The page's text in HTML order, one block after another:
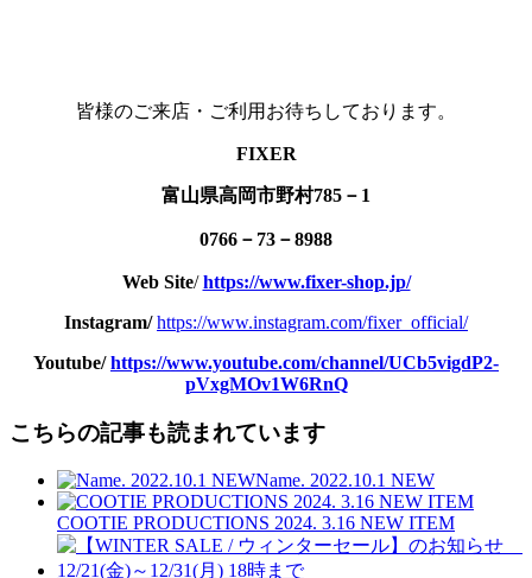
皆様のご来店・ご利用お待ちしております。
FIXER
富山県高岡市野村785－1
0766－73－8988
Web Site/https://www.fixer-shop.jp/
Instagram/https://www.instagram.com/fixer_official/
Youtube/https://www.youtube.com/channel/UCb5vigdP2-
pVxgMOv1W6RnQ
こちらの記事も読まれています
Name. 2022.10.1 NEW
COOTIE PRODUCTIONS 2024. 3.16 NEW ITEM